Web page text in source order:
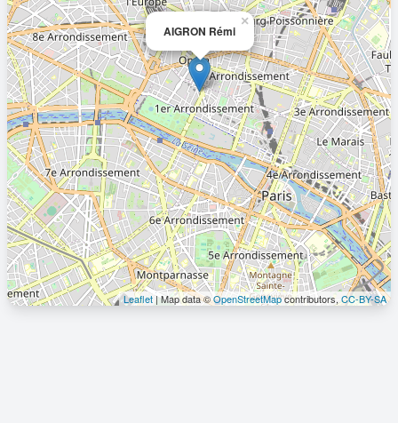
AIGRON Rémi
×
Leaflet| Map data ©OpenStreetMapcontributors, CC-BY-SA